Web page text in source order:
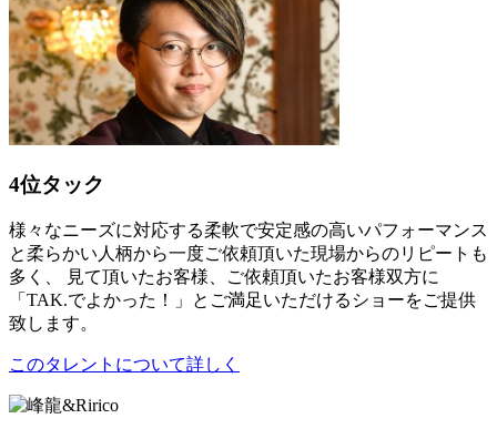
4位タック
様々なニーズに対応する柔軟で安定感の高いパフォーマンス
と柔らかい人柄から一度ご依頼頂いた現場からのリピートも
多く、 見て頂いたお客様、ご依頼頂いたお客様双方に
「TAK.でよかった！」とご満足いただけるショーをご提供
致します。
このタレントについて詳しく